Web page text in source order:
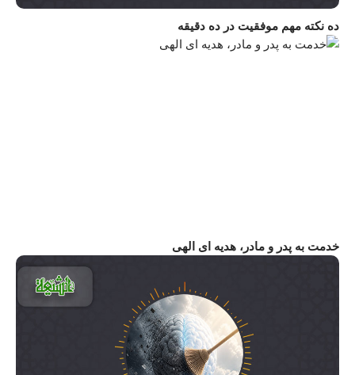
ده نکته مهم موفقیت در ده دقیقه
خدمت به پدر و مادر، هدیه ای الهی